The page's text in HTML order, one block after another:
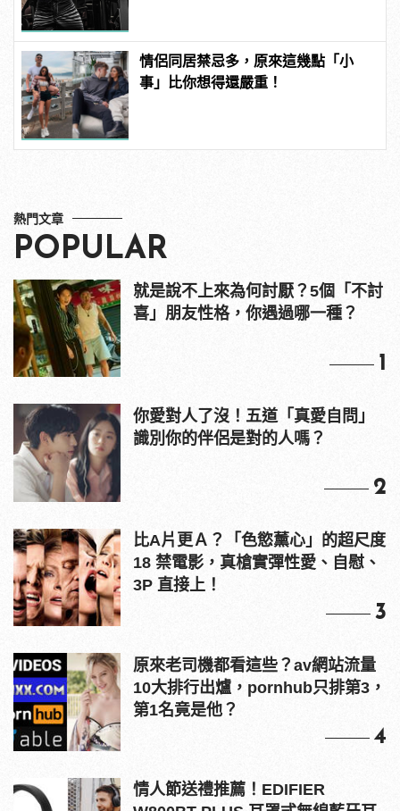
情侶同居禁忌多，原來這幾點「小
事」比你想得還嚴重！
熱門文章
POPULAR
就是說不上來為何討厭？5個「不討
喜」朋友性格，你遇過哪一種？
1
你愛對人了沒！五道「真愛自問」
識別你的伴侶是對的人嗎？
2
比A片更Ａ？「色慾薰心」的超尺度
18 禁電影，真槍實彈性愛、自慰、
3P 直接上！
3
原來老司機都看這些？av網站流量
10大排行出爐，pornhub只排第3，
第1名竟是他？
4
情人節送禮推薦！EDIFIER